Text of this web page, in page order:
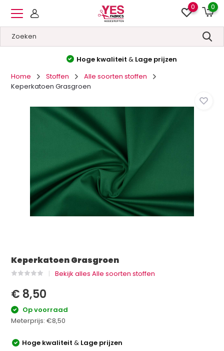
0 0
Hoge kwaliteit&Lage prijzen
Home
Stoffen
Alle soorten stoffen
Keperkatoen Grasgroen
Keperkatoen Grasgroen
Bekijk alles Alle soorten stoffen
€ 8,50
Op voorraad
Meterprijs:€8,50
Hoge kwaliteit& Lage prijzen